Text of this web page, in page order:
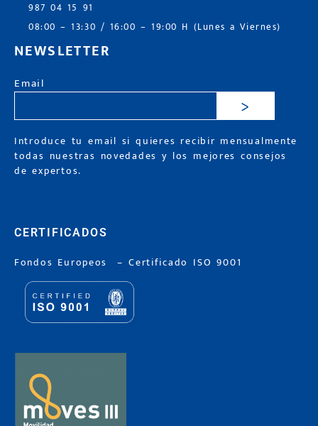
987 04 15 91
08:00 – 13:30 / 16:00 – 19:00 H (Lunes a Viernes)
NEWSLETTER
Email
>
Introduce tu email si quieres recibir mensualmente
todas nuestras novedades y los mejores consejos
de expertos.
CERTIFICADOS
Fondos Europeos –Certificado ISO 9001